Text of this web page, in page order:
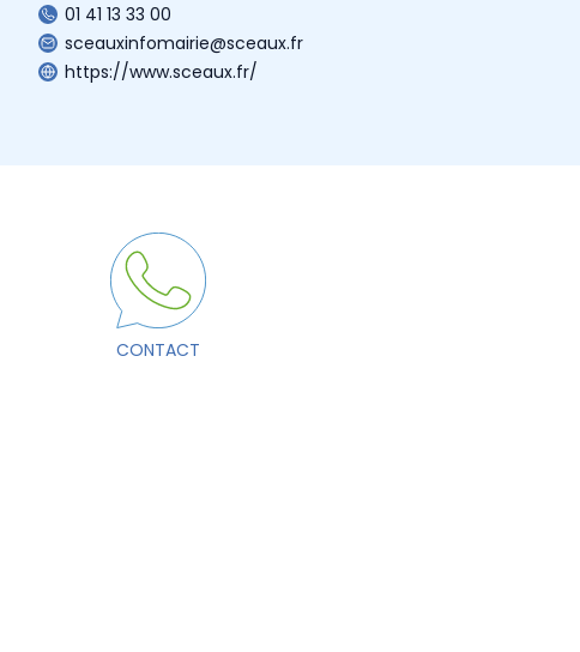
01 41 13 33 00
sceauxinfomairie@sceaux.fr
https://www.sceaux.fr/
CONTACT